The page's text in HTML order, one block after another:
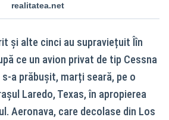
realitatea.net
și alte cinci au supraviețuit Îîn
ce un avion privat de tip Cessna
prăbușit, marți seară, pe o
Laredo, Texas, în apropierea
Aeronava, care decolase din Los